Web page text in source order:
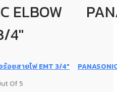
ELBOW
4"
ร้อยสายไฟ EMT 3/4″
Of 5